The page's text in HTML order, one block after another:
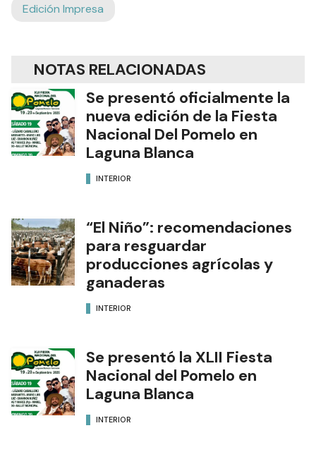
Edición Impresa
NOTAS RELACIONADAS
Se presentó oficialmente la
nueva edición de la Fiesta
Nacional Del Pomelo en
Laguna Blanca
INTERIOR
“El Niño”: recomendaciones
para resguardar
producciones agrícolas y
ganaderas
INTERIOR
Se presentó la XLII Fiesta
Nacional del Pomelo en
Laguna Blanca
INTERIOR